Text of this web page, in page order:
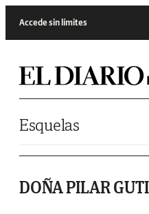
Accede sin límites
Esquelas
DOÑA PILAR